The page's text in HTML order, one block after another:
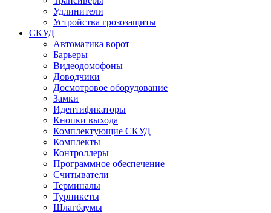
Удлинители
Устройства грозозащиты
СКУД
Автоматика ворот
Барьеры
Видеодомофоны
Доводчики
Досмотровое оборудование
Замки
Идентификаторы
Кнопки выхода
Комплектующие СКУД
Комплекты
Контроллеры
Программное обеспечение
Считыватели
Терминалы
Турникеты
Шлагбаумы